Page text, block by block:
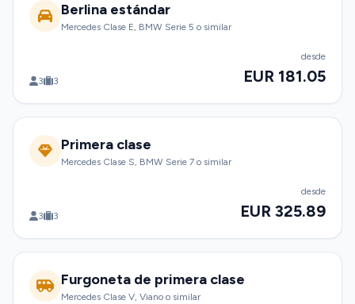
Berlina estándar
Mercedes Clase E, BMW Serie 5 o similar
3 3
desde
EUR 181.05
Primera clase
Mercedes Clase S, BMW Serie 7 o similar
3 3
desde
EUR 325.89
Furgoneta de primera clase
Mercedes Clase V, Viano o similar